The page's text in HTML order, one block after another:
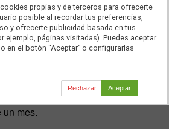
es‘Una novia por Navidad’, una
ha supuesto el aterrizaje de los
en España. La serie
Baeza y Carla Flila se ha
éxito, superando los 20
en atresplayer y en redes
mes.
propias y de terceros para ofrecerte
posible al recordar tus preferencias,
y ofrecerte publicidad basada en tus
ejemplo, páginas visitadas). Puedes aceptar
en el botón “Aceptar” o configurarlas
Rechazar Aceptar